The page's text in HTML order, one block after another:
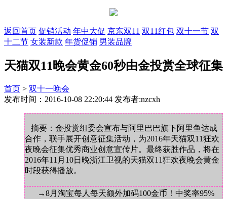
返回首页 促销活动 年中大促 京东双11 双11红包 双十一节 双
十二节 女装新款 年货促销 男装品牌
天猫双11晚会黄金60秒由金投赏全球征集
首页 > 双十一晚会
发布时间：2016-10-08 22:20:44 发布者:nzcxh
摘要：金投赏组委会宣布与阿里巴巴旗下阿里鱼达成
合作，联手展开创意征集活动，为2016年天猫双11狂欢
夜晚会征集优秀商业创意宣传片。最终获胜作品，将在
2016年11月10日晚浙江卫视的天猫双11狂欢夜晚会黄金
时段获得播放。
→8月淘宝每人每天额外加码100金币！中奖率95%